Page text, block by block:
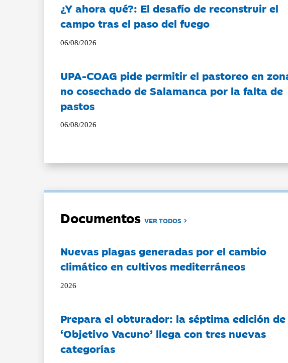
¿Y ahora qué?: El desafío de reconstruir el
campo tras el paso del fuego
06/08/2026
UPA-COAG pide permitir el pastoreo en
no cosechado de Salamanca por la falta de
pastos
06/08/2026
DocumentosVER TODOS
Nuevas plagas generadas por el cambio
climático en cultivos mediterráneos
2026
Prepara el obturador: la séptima edición de
‘Objetivo Vacuno’ llega con tres nuevas
categorías